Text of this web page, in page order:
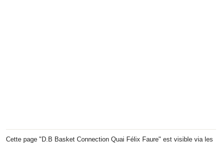
Cette page "D.B Basket Connection Quai Félix Faure" est visible via les